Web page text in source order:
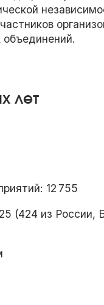
объединений.
лет
12 755
(424 из России,